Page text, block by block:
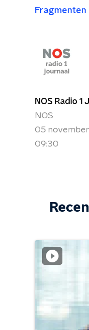
Fragmenten
NOS Radio 1
NOS
05
09:30